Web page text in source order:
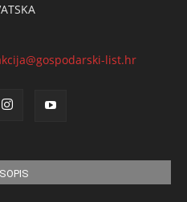
list.hr